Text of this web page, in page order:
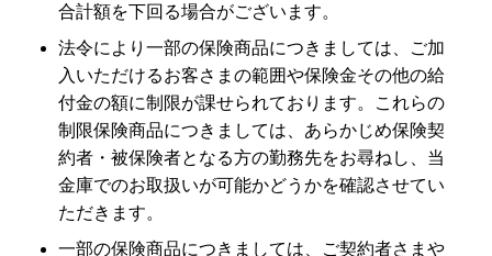
合計額を下回る場合がございます。
法令により一部の保険商品につきましては、ご加
入いただけるお客さまの範囲や保険金その他の給
付金の額に制限が課せられております。これらの
制限保険商品につきましては、あらかじめ保険契
約者・被保険者となる方の勤務先をお尋ねし、当
金庫でのお取扱いが可能かどうかを確認させてい
ただきます。
一部の保険商品につきましては、ご契約者さまや